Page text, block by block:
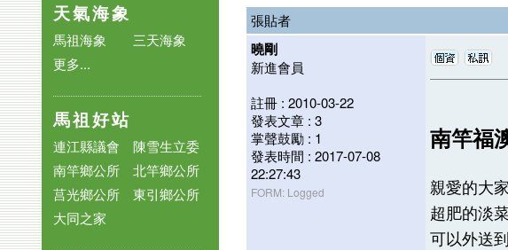
天氣海象
馬祖海象
三天海象
更多...
馬祖好站
連江縣議會
陳雪生立委
南竿鄉公所
北竿鄉公所
莒光鄉公所
東引鄉公所
大同之家
張貼者
曉剛
新進會員
註冊 : 2010-03-22
發表文章 : 3
掌聲鼓勵 : 1
發表時間 : 2017-07-08
22:27:43
FORM: Logged
南竿福
親愛的大
超肥的淡
可以外送